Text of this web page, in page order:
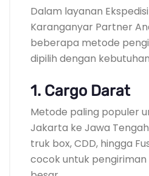
Dalam layanan
Karanganyar Partner
beberapa metode
dipilih dengan
1. Cargo Darat
Metode paling populer
Jakarta ke Jawa
truk box, CDD, hingga
cocok untuk pengiriman